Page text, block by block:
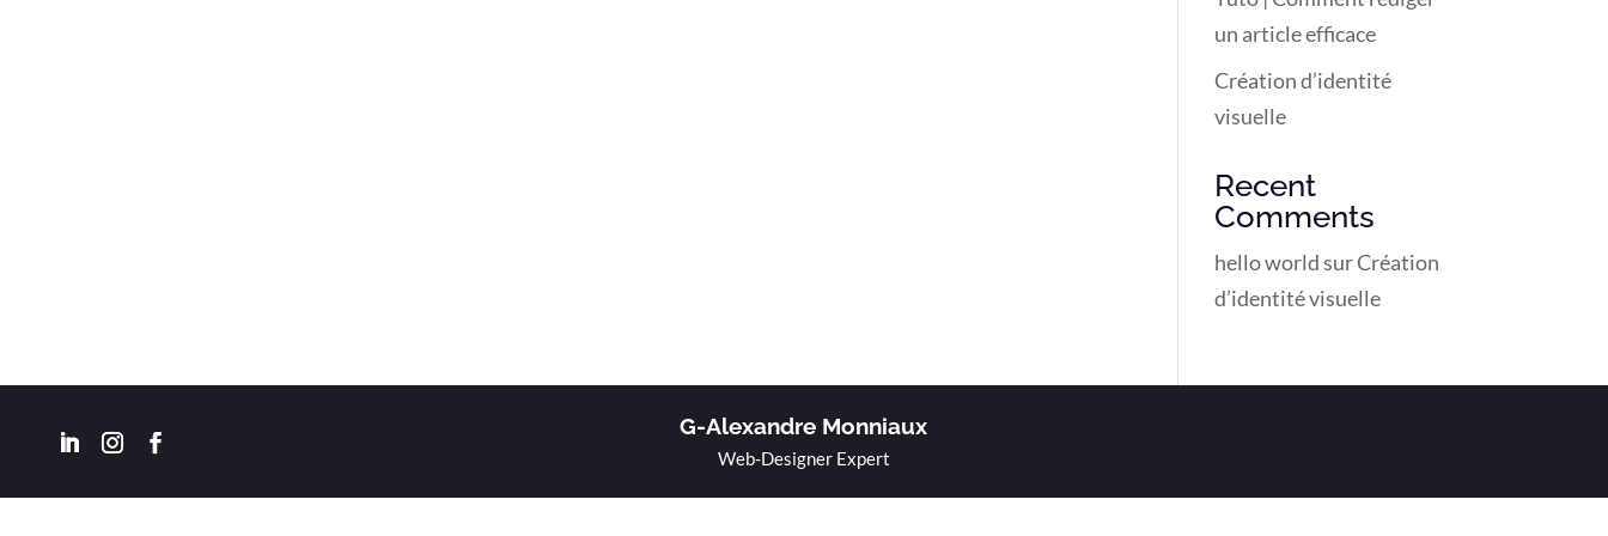
un article efficace
Création d’identité
visuelle
Recent
Comments
hello worldsurCréation
d’identité visuelle
G-Alexandre Monniaux
Web-Designer Expert